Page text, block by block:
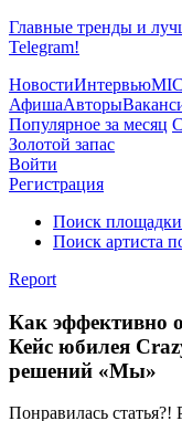
Главные тренды и
Telegram!
НовостиИнтервью
АфишаАвторы
Популярное за месяц
Золотой запас
Войти
Регистрация
Поиск
Поиск артиста
Report
Как эффективно
Кейс юбилея
решений «Мы»
Понравилась